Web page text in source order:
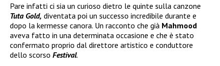
Pare infatti ci sia un curioso dietro le quinte sulla canzone
Tuta Gold, diventata poi un successo incredibile durante e
dopo la kermesse canora. Un racconto che già Mahmood
aveva fatto in una determinata occasione e che è stato
confermato proprio dal direttore artistico e conduttore
dello scorso Festival.